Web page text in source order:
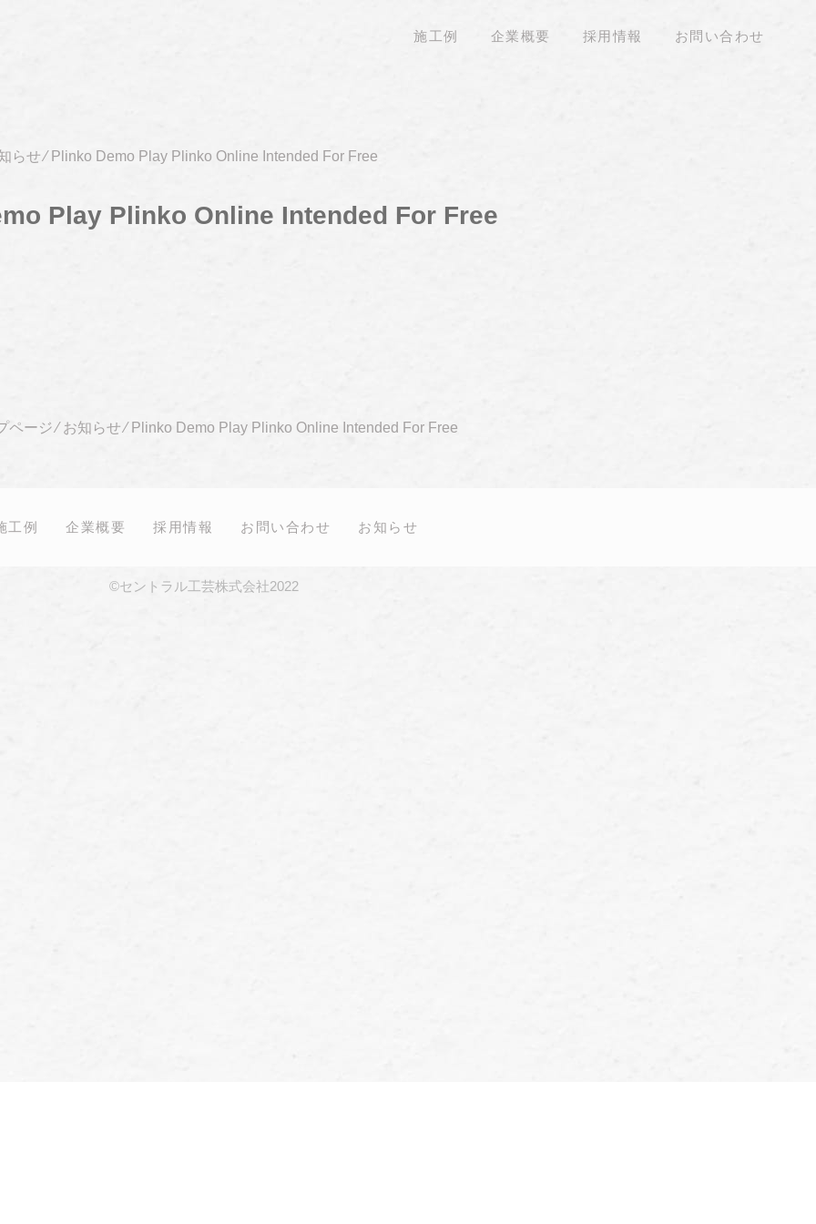
施工例 企業概要 採用情報 お問い合わせ
らせ⁄ Plinko Demo Play Plinko Online Intended For Free
Play Plinko Online Intended For Free
ページ⁄ お知らせ⁄ Plinko Demo Play Plinko Online Intended For Free
工例 企業概要 採用情報 お問い合わせ お知らせ
©セントラル工芸株式会社2022